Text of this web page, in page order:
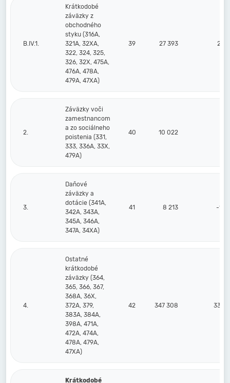
B.IV.1.
Krátkodobé
záväzky z
obchodného
styku (316A,
321A, 32XA,
322, 324, 325,
326, 32X, 475A,
476A, 478A,
479A, 47XA)
39 27 393 23
2.
Záväzky voči
zamestnancom
a zo sociálneho
poistenia (331,
333, 336A, 33X,
479A)
40 10 022
3.
Daňové
záväzky a
dotácie (341A,
342A, 343A,
345A, 346A,
347A, 34XA)
41 8 213 -13
4.
Ostatné
krátkodobé
záväzky (364,
365, 366, 367,
368A, 36X,
372A, 379,
383A, 384A,
398A, 471A,
472A, 474A,
478A, 479A,
47XA)
42 347 308 332
Krátkodobé